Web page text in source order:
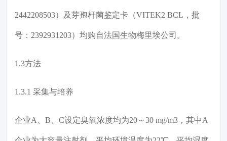
2442208503）及芽孢杆菌鉴定卡（VITEK2 BCL，批
号：2392931203）均购自法国生物梅里埃公司。
1.3方法
1.3.1 采集与培养
企业A、B、C设定臭氧浓度均为20～30 mg/m3，其中A